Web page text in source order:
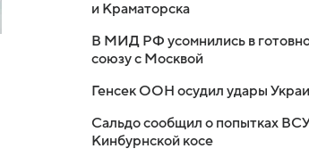
и Краматорска
В МИД РФ усомнились в
союзу с Москвой
Генсек ООН осудил удары
Сальдо сообщил о попытках
Кинбурнской косе